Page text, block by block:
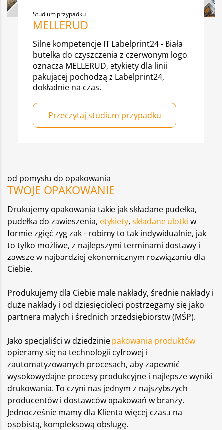
Studium przypadku
MELLERUD
Silne kompetencje IT Labelprint24 - Biała
butelka do czyszczenia z czerwonym logo
oznacza MELLERUD, etykiety dla linii
pakującej pochodzą z Labelprint24,
dokładnie na czas.
Przeczytaj studium przypadku
od pomysłu do opakowania___
TWOJE OPAKOWANIE
Drukujemy opakowania takie jak składane pudełka,
pudełka do zawieszenia, etykiety, składane ulotki w
formie zgięć zyg zak - robimy to tak indywidualnie, jak
to tylko możliwe, z najlepszymi terminami dostawy i
zawsze w najbardziej ekonomicznym rozwiązaniu dla
Ciebie.
Produkujemy dla Ciebie małe nakłady, średnie nakłady i
duże nakłady i od dziesięcioleci postrzegamy się jako
partnera małych i średnich przedsiębiorstw (MŚP).
Jako specjaliści w dziedzinie pakowania produktów
opieramy się na technologii cyfrowej i
zautomatyzowanych procesach, aby zapewnić
wysokowydajne procesy produkcyjne i najlepsze wyniki
drukowania. To czyni nas jednym z najszybszych
producentów i dostawców opakowań w branży.
Jednocześnie mamy dla Klienta więcej czasu na
osobistą, kompleksową obsługę.